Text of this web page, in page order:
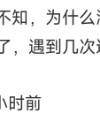
知，为什
，遇到几
时前